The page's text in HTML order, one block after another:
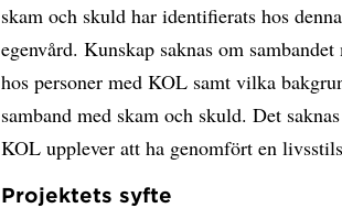
skam och skuld har identifierats hos
egenvård. Kunskap saknas om
hos personer med KOL samt vilka
samband med skam och skuld. Det
KOL upplever att ha genomfört en
Projektets syfte